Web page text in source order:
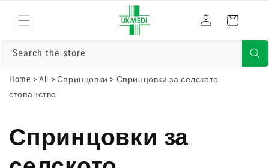
към
съдържанието
Влизам Количка
Search the store
Home >All > Спринцовки > Спринцовки за селското
стопанство
Спринцовки за